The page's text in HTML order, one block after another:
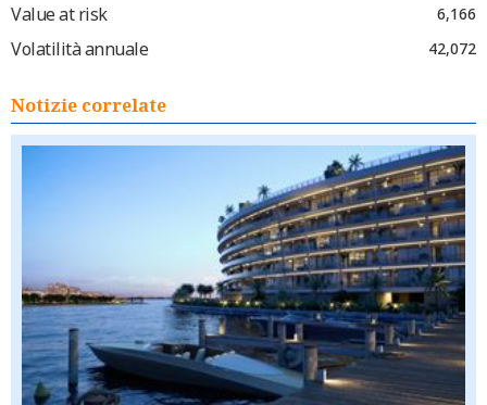
Value at risk 6,166
Volatilità annuale 42,072
Notizie correlate